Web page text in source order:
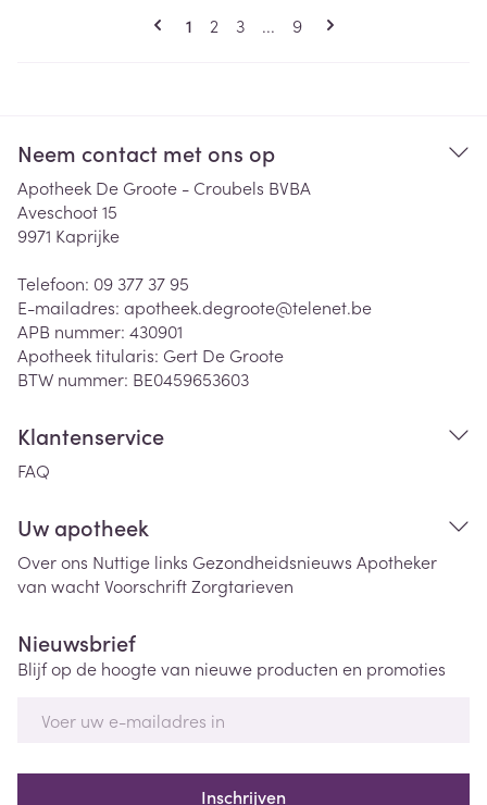
Pagina's
U lees momenteel pagina
1 Pagina
2 Pagina
3 ... Pagina
9
Neem contact met ons op
Apotheek De Groote - Croubels BVBA
Aveschoot 15
9971 Kaprijke
Telefoon: 09 377 37 95
E-mailadres: apotheek.degroote@telenet.be
APB nummer: 430901
Apotheek titularis: Gert De Groote
BTW nummer: BE0459653603
Klantenservice
FAQ
Uw apotheek
Over ons Nuttige links Gezondheidsnieuws Apotheker
van wachtVoorschriftZorgtarieven
Nieuwsbrief
Blijf op de hoogte van nieuwe producten en promoties
Inschrijven